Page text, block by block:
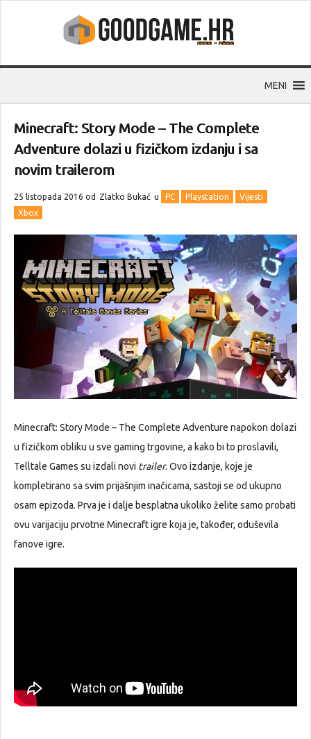
MENI
Minecraft: Story Mode – The Complete
Adventure dolazi u fizičkom izdanju i sa
novim trailerom
25 listopada 2016 od Zlatko Bukač u PC Playstation
Vijesti
Xbox
Minecraft: Story Mode – The Complete Adventure napokon dolazi
u fizičkom obliku u sve gaming trgovine, a kako bi to proslavili,
Telltale Games su izdali novi trailer. Ovo izdanje, koje je
kompletirano sa svim prijašnjim inačicama, sastoji se od ukupno
osam epizoda. Prva je i dalje besplatna ukoliko želite samo probati
ovu varijaciju prvotne Minecraft igre koja je, također, oduševila
fanove igre.